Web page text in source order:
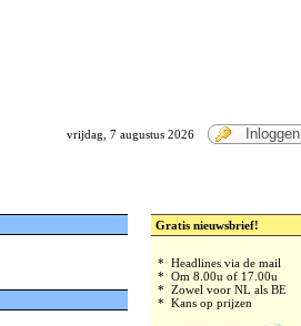
vrijdag, 7 augustus 2026 Inloggen
Gratis nieuwsbrief!
* Headlines via de mail
* Om 8.00u of 17.00u
* Zowel voor NL als BE
* Kans op prijzen